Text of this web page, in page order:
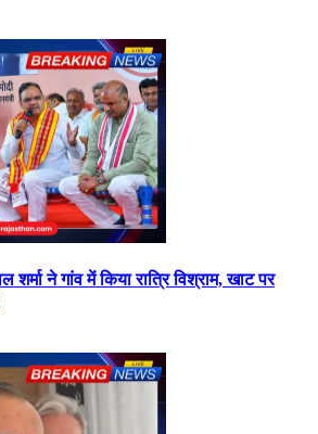
ने गांव में क‍िया रात्र‍ि विश्राम, खाट पर